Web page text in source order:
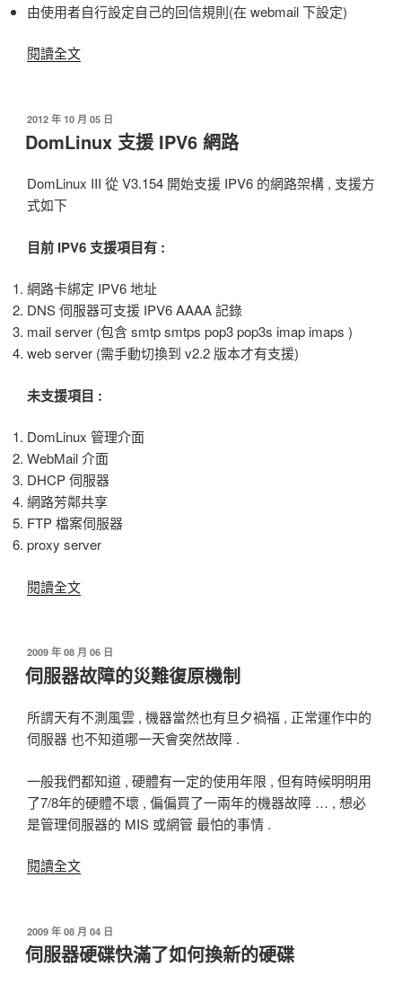
由使用者自行設定自己的回信規則(在 webmail 下設定)
閱讀全文
定
郵
自
覆
能〉
發
佈
於
2012 年 10 月 05 日
DomLinux 支援 IPV6 網路
DomLinux III 從 V3.154 開始支援 IPV6 的網路架構 , 支援方
式如下
目前 IPV6 支援項目有 :
網路卡綁定 IPV6 地址
DNS 伺服器可支援 IPV6 AAAA 記錄
mail server (包含 smtp smtps pop3 pop3s imap imaps )
web server (需手動切換到 v2.2 版本才有支援)
未支援項目 :
DomLinux 管理介面
WebMail 介面
DHCP 伺服器
網路芳鄰共享
FTP 檔案伺服器
proxy server
閱讀全文
IPV6
網
發
佈
於
2009 年 08 月 06 日
伺服器故障的災難復原機制
所謂天有不測風雲 , 機器當然也有旦夕禍福 , 正常運作中的
伺服器 也不知道哪一天會突然故障 .
一般我們都知道 , 硬體有一定的使用年限 , 但有時候明明用
了7/8年的硬體不壞 , 偏偏買了一兩年的機器故障 … , 想必
是管理伺服器的 MIS 或網管 最怕的事情 .
閱讀全文
故
障
發
佈
於
2009 年 08 月 04 日
伺服器硬碟快滿了如何換新的硬碟